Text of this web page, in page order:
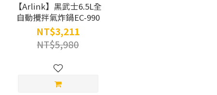
【Arlink】黑武士6.5L全
自動攪拌氣炸鍋EC-990
NT$3,211
NT$5,980